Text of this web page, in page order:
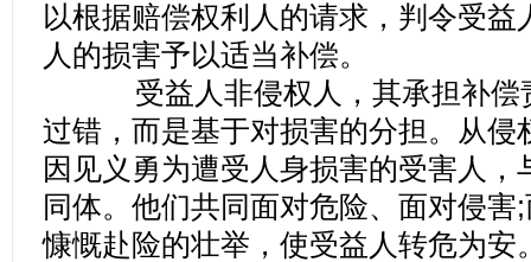
以根据赔偿权利人的请求，判令受
人的损害予以适当补偿。
受益人非侵权人，其承担补偿
过错，而是基于对损害的分担。从侵
因见义勇为遭受人身损害的受害人
同体。他们共同面对危险、面对侵
慷慨赴险的壮举，使受益人转危为安